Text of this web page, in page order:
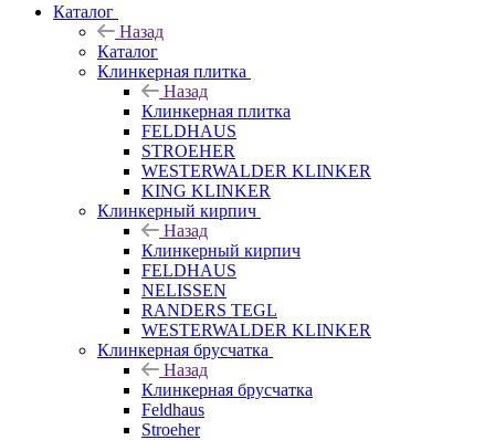
Каталог
Назад
Каталог
Клинкерная плитка
Назад
Клинкерная плитка
FELDHAUS
STROEHER
WESTERWALDER KLINKER
KING KLINKER
Клинкерный кирпич
Назад
Клинкерный кирпич
FELDHAUS
NELISSEN
RANDERS TEGL
WESTERWALDER KLINKER
Клинкерная брусчатка
Назад
Клинкерная брусчатка
Feldhaus
Stroeher